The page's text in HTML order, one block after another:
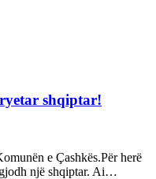
shqiptar!
e Çashkës.Për herë
një shqiptar. Ai…